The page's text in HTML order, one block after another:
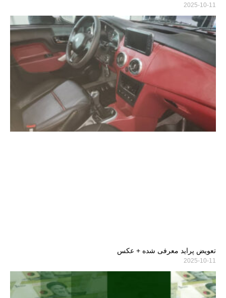
2025-10-11
تعویض پراید معرفی شده + عکس
2025-10-11